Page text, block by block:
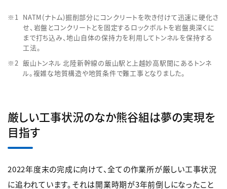
NATM(ナトム)掘削部分にコンクリートを吹き付けて迅速に硬化さ
せ、岩盤とコンクリートとを固定するロックボルトを岩盤奥深くに
まで打ち込み、地山自体の保持力を利用してトンネルを保持する
工法。
飯山トンネル 北陸新幹線の飯山駅と上越妙高駅聞にあるトンネ
ル。複雑な地質構造や地質条件で難工事となりました。
厳しい工事状況のなか熊谷組は夢の実現を
目指す
2022年度末の完成に向けて、全ての作業所が厳しい工事状況
に追われています。それは開業時期が3年前倒しになったこと